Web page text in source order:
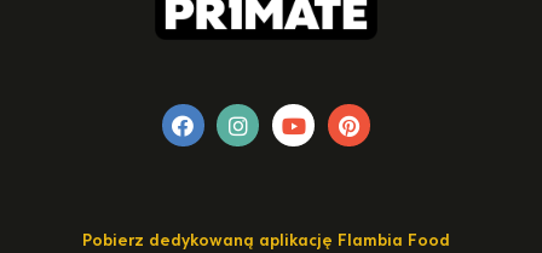
Pobierz dedykowaną aplikację Flambia Food